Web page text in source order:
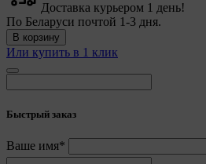
Доставка курьером 1 день!
По Беларуси почтой 1-3 дня.
В корзину
Или купить в 1 клик
Быстрый заказ
Ваше имя*